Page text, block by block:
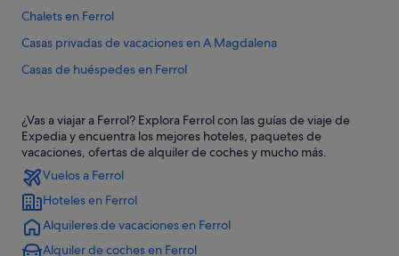
Chalets en Ferrol
Casas privadas de vacaciones en A Magdalena
Casas de huéspedes en Ferrol
Hoteles de lujo en Ferrol
Pensiones en Ferrol
Hoteles con spa en Ferrol
Casas privadas de vacaciones en Ferrol
Pensiones en A Magdalena
¿Vas a viajar a Ferrol? Explora Ferrol con las guías de viaje de
Expedia y encuentra los mejores hoteles, paquetes de
vacaciones, ofertas de alquiler de coches y mucho más.
Vuelos a Ferrol
Hoteles en Ferrol
Alquileres de vacaciones en Ferrol
Alquiler de coches en Ferrol